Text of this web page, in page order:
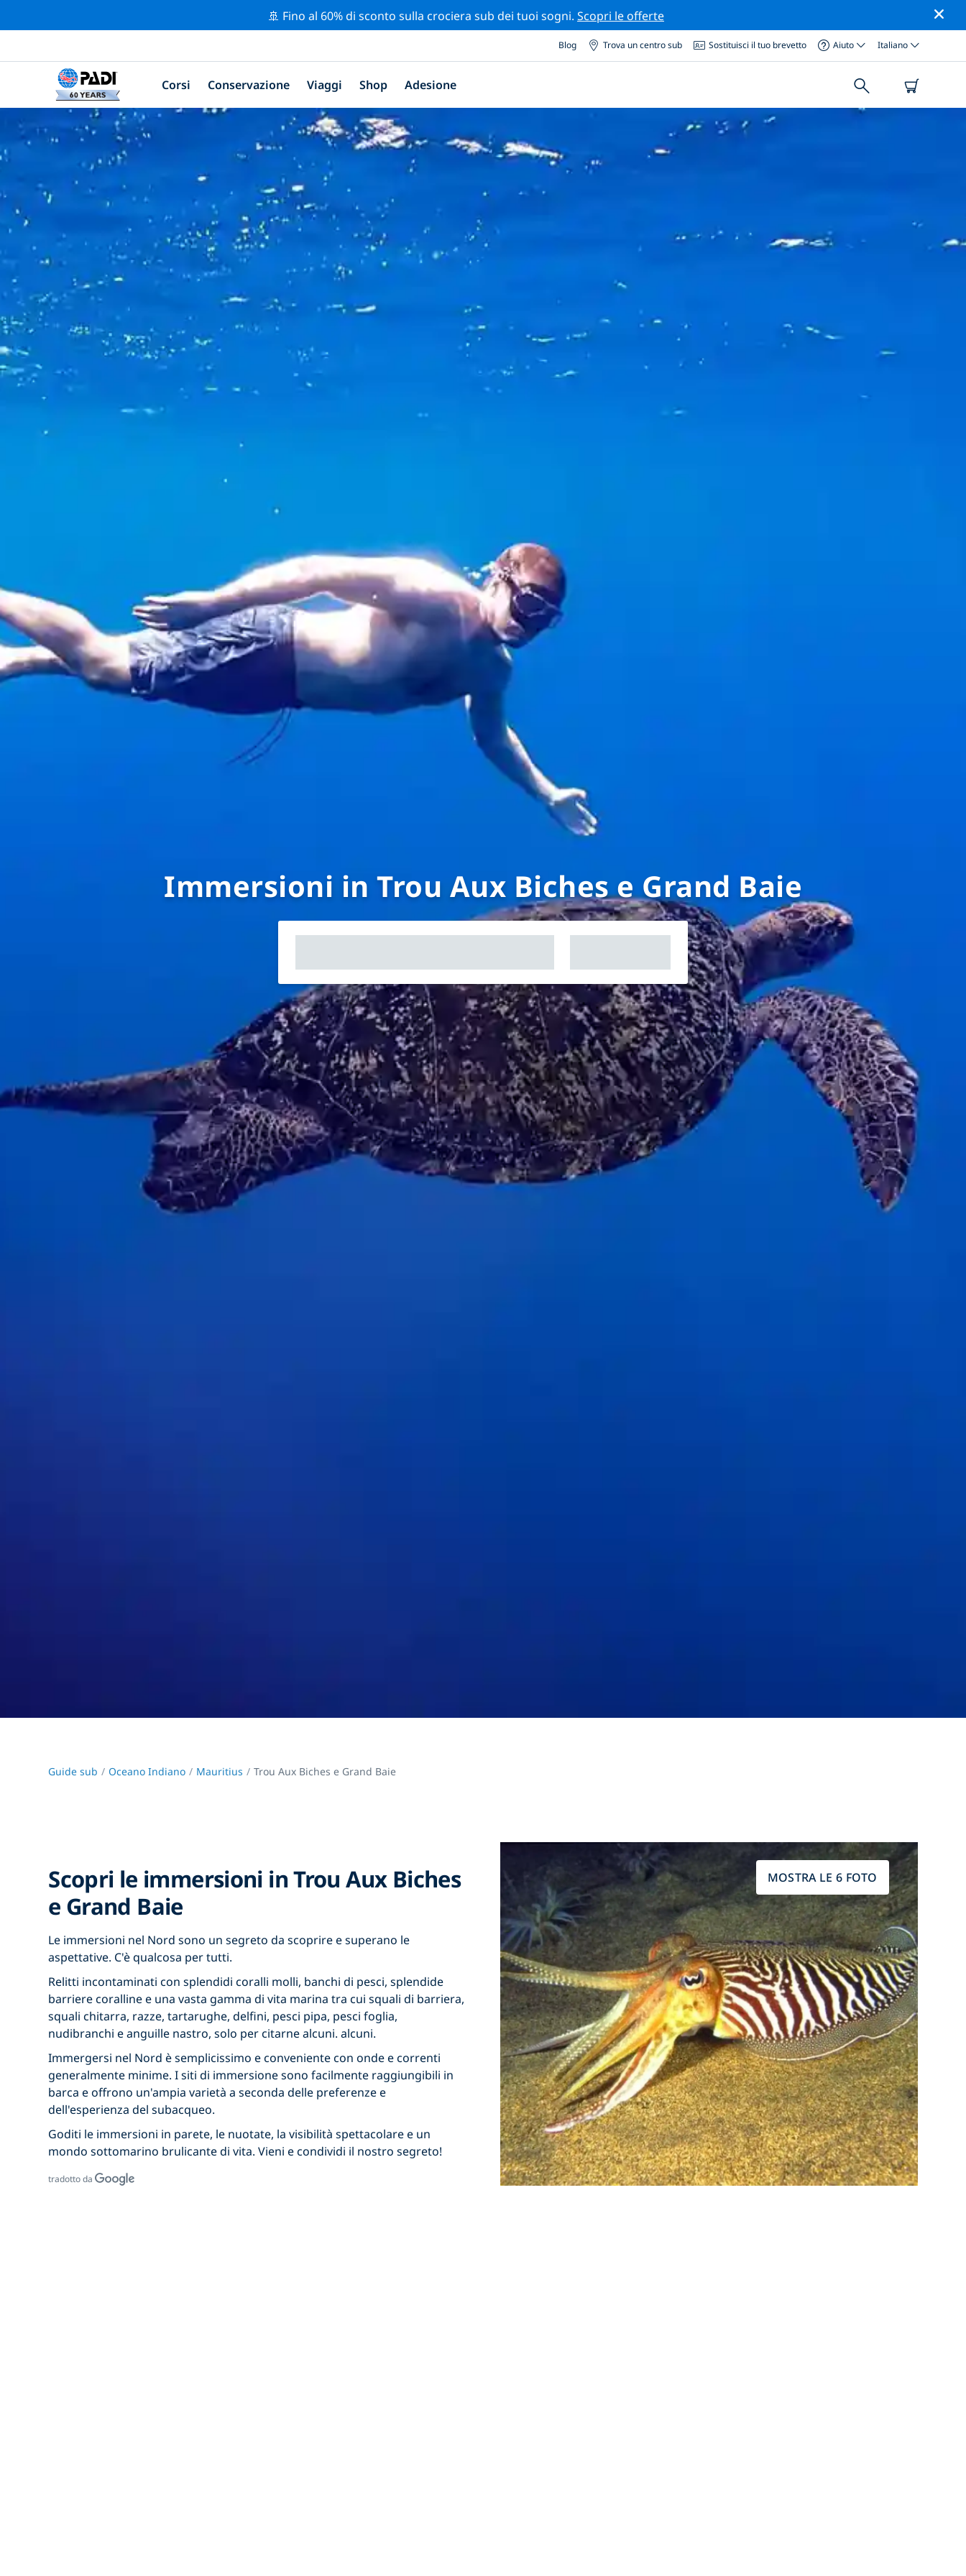
🚢 Fino al 60% di sconto sulla crociera sub dei tuoi sogni. Scopri le offerte
Blog Trova un centro sub Sostituisci il tuo brevetto Aiuto Italiano
Corsi Conservazione Viaggi Shop Adesione
Immersioni in Trou Aux Biches e Grand Baie
Guide sub Oceano Indiano Mauritius Trou Aux Biches e Grand Baie
Scopri le immersioni in Trou Aux Biches
e Grand Baie
Le immersioni nel Nord sono un segreto da scoprire e superano le
aspettative. C'è qualcosa per tutti.
Relitti incontaminati con splendidi coralli molli, banchi di pesci, splendide
barriere coralline e una vasta gamma di vita marina tra cui squali di barriera,
squali chitarra, razze, tartarughe, delfini, pesci pipa, pesci foglia,
nudibranchi e anguille nastro, solo per citarne alcuni. alcuni.
Immergersi nel Nord è semplicissimo e conveniente con onde e correnti
generalmente minime. I siti di immersione sono facilmente raggiungibili in
barca e offrono un'ampia varietà a seconda delle preferenze e
dell'esperienza del subacqueo.
Goditi le immersioni in parete, le nuotate, la visibilità spettacolare e un
mondo sottomarino brulicante di vita. Vieni e condividi il nostro segreto!
tradotto da
MOSTRA LE 6 FOTO